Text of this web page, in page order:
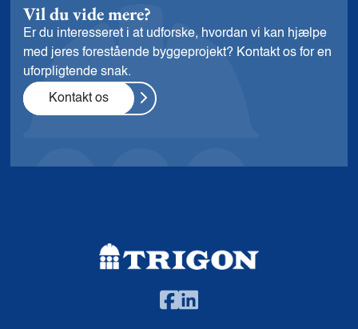
Vil du vide mere?
Er du interesseret i at udforske, hvordan vi kan hjælpe
med jeres forestående byggeprojekt? Kontakt os for en
uforpligtende snak.
Kontakt os